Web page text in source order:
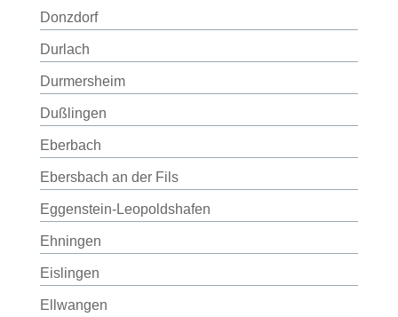
Donzdorf
Durlach
Durmersheim
Dußlingen
Eberbach
Ebersbach an der Fils
Eggenstein-Leopoldshafen
Ehningen
Eislingen
Ellwangen